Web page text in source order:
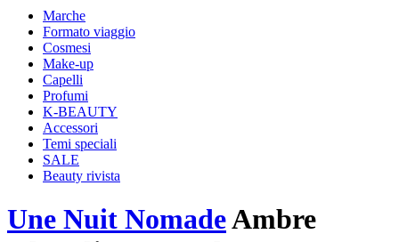
Marche
Formato viaggio
Cosmesi
Make-up
Capelli
Profumi
K-BEAUTY
Accessori
Temi speciali
SALE
Beauty rivista
Une Nuit NomadeAmbre